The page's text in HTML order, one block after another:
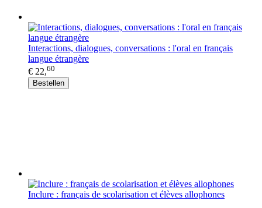
Interactions, dialogues, conversations : l'oral en français
langue étrangère
€ 22,60
Bestellen
Inclure : français de scolarisation et élèves allophones